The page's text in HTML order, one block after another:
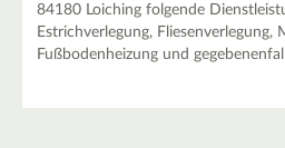
84180 Loiching folgende
Estrichverlegung, Fliesenverlegung,
Fußbodenheizung und